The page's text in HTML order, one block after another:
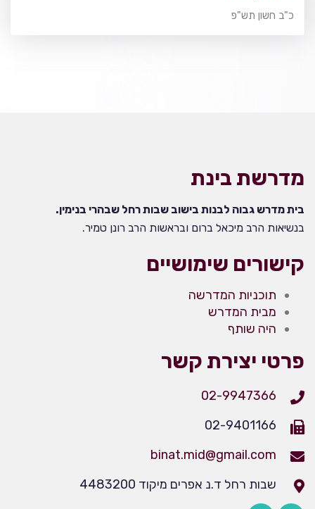
כ"ב חשון תש"פ
מדרשת בינת
בית מדרש גבוה לבנות בישוב שבות רחל שבהרי בנימין.
בנשיאות הרב מיכאל ברום ובראשות הרב רונן טמיר.
קישורים שימושיים
תוכניות המדרשה
מבית המדרש
היה שותף
פרטי יצירת קשר
02-9947366
02-9401166
binat.mid@gmail.com
שבות רחל ד.נ אפרים מיקוד 4483200